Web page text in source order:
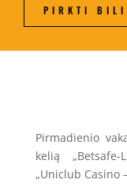
PIRKTI
Pirmadienio
kelią
„Uniclub Casino